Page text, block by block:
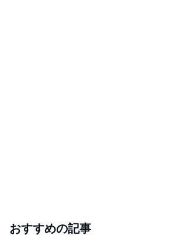
おすすめの記事